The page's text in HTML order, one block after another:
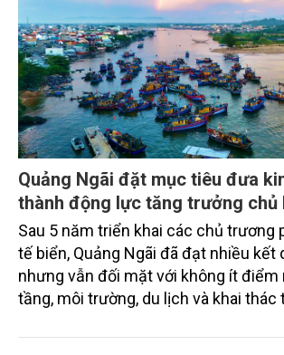
Quảng Ngãi đặt mục tiêu đưa
thành động lực tăng trưởng chủ
Sau 5 năm triển khai các chủ trương
tế biển, Quảng Ngãi đã đạt nhiều kết
nhưng vẫn đối mặt với không ít điểm
tầng, môi trường, du lịch và khai thác
đặt mục tiêu đưa kinh tế biển phát